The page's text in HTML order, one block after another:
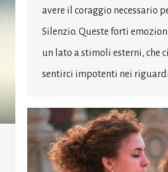
avere il coraggio necessario
Silenzio. Queste forti
un lato a stimoli esterni, che
sentirci impotenti nei